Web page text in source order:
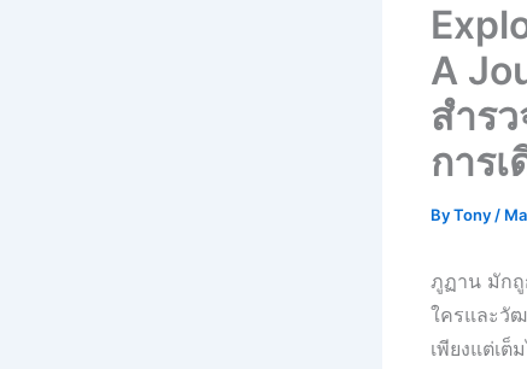
A
สำร
การ
ByTony /
ภูฏาน มักถู
ใครและวั
เพียงแต่เต็